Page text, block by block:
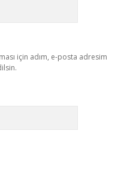
için adım, e-posta adresim